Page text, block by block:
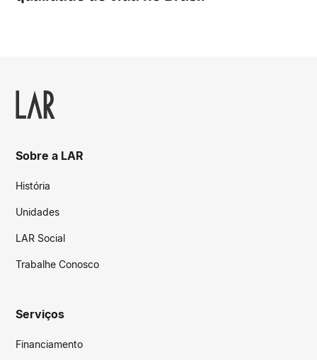
Sobre a LAR
História
Unidades
LAR Social
Trabalhe Conosco
Serviços
Financiamento